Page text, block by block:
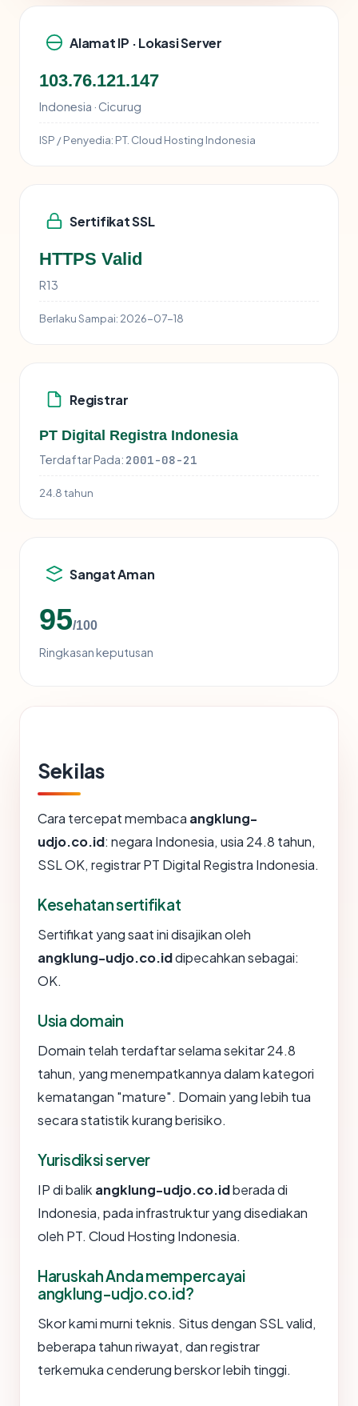
Alamat IP · Lokasi Server
103.76.121.147
Indonesia · Cicurug
ISP / Penyedia: PT. Cloud Hosting Indonesia
Sertifikat SSL
HTTPS Valid
R13
Berlaku Sampai: 2026-07-18
Registrar
PT Digital Registra Indonesia
Terdaftar Pada: 2001-08-21
24.8 tahun
Sangat Aman
95/100
Ringkasan keputusan
Sekilas
Cara tercepat membaca angklung-
udjo.co.id: negara Indonesia, usia 24.8 tahun,
SSL OK, registrar PT Digital Registra Indonesia.
Kesehatan sertifikat
Sertifikat yang saat ini disajikan oleh
angklung-udjo.co.iddipecahkan sebagai:
OK.
Usia domain
Domain telah terdaftar selama sekitar 24.8
tahun, yang menempatkannya dalam kategori
kematangan "mature". Domain yang lebih tua
secara statistik kurang berisiko.
Yurisdiksi server
IP di balik angklung-udjo.co.idberada di
Indonesia, pada infrastruktur yang disediakan
oleh PT. Cloud Hosting Indonesia.
Haruskah Anda mempercayai
angklung-udjo.co.id?
Skor kami murni teknis. Situs dengan SSL valid,
beberapa tahun riwayat, dan registrar
terkemuka cenderung berskor lebih tinggi.